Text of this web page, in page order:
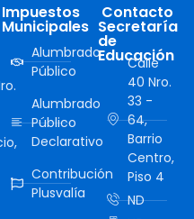
Impuestos
Municipales
Alumbrado
Público
Alumbrado
Público
Declarativo
Contribución
Plusvalía
Contacto
Secretaría
de
Educación
Calle
40 Nro.
33 -
64,
Barrio
Centro,
Piso 4
ND